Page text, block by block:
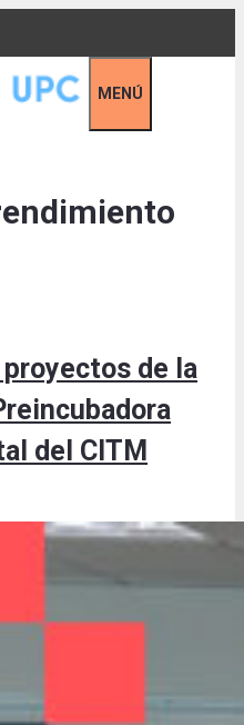
MENÚ
de la
del CITM